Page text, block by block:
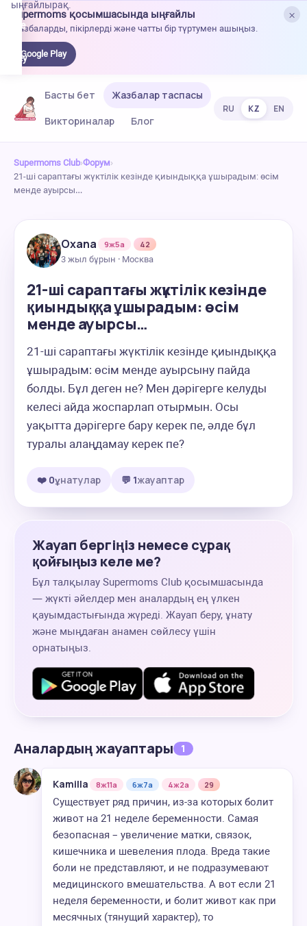
×
Supermoms қосымшасында ыңғайлы
Жазбаларды, пікірлерді және чатты бір түртумен ашыңыз.
Google Play
ыңғайлырақ.
Басты бет
Жазбалар таспасы
Викториналар
Блог
RU KZ EN
Supermoms Club›Форум›
21-ші сараптағы жүктілік кезінде қиындыққа ұшырадым: өсім
менде ауырсы…
Oxana 9ж5а
42
3 жыл бұрын · Москва
21-ші сараптағы жүктілік кезінде
қиындыққа ұшырадым: өсім
менде ауырсы…
21-ші сараптағы жүктілік кезінде қиындыққа
ұшырадым: өсім менде ауырсыну пайда
болды. Бұл деген не? Мен дәрігерге келуды
келесі айда жоспарлап отырмын. Осы
уақытта дәрігерге бару керек пе, әлде бұл
туралы алаңдамау керек пе?
❤️ 0ұнатулар 💬 1жауаптар
Жауап бергіңіз немесе сұрақ
қойғыңыз келе ме?
Бұл талқылау Supermoms Club қосымшасында
— жүкті әйелдер мен аналардың ең үлкен
қауымдастығында жүреді. Жауап беру, ұнату
және мыңдаған анамен сөйлесу үшін
орнатыңыз.
Аналардың жауаптары 1
Kamilla 8ж11а 6ж7а 4ж2а 29
Существует ряд причин, из-за которых болит
живот на 21 неделе беременности. Самая
безопасная – увеличение матки, связок,
кишечника и шевеления плода. Вреда такие
боли не представляют, и не подразумевают
медицинского вмешательства. А вот если 21
неделя беременности, и болит живот как при
месячных (тянущий характер), то